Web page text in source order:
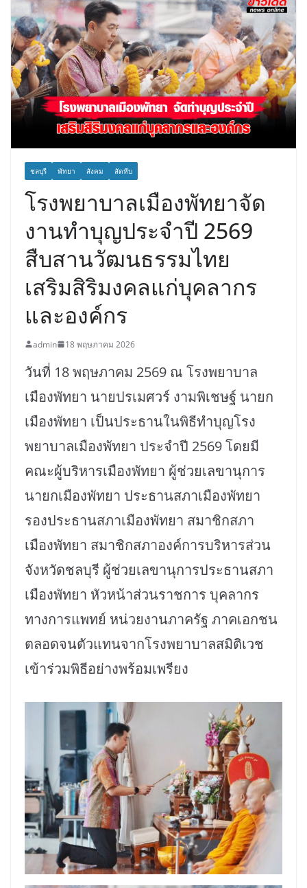
ชลบุรี พัทยา สังคม สัตหีบ
โรงพยาบาลเมืองพัทยาจัด
งานทำบุญประจำปี 2569
สืบสานวัฒนธรรมไทย
เสริมสิริมงคลแก่บุคลากร
และองค์กร
admin 18 พฤษภาคม 2026
วันที่ 18 พฤษภาคม 2569 ณ โรงพยาบาล
เมืองพัทยา นายปรเมศวร์ งามพิเชษฐ์ นายก
เมืองพัทยา เป็นประธานในพิธีทำบุญโรง
พยาบาลเมืองพัทยา ประจำปี 2569 โดยมี
คณะผู้บริหารเมืองพัทยา ผู้ช่วยเลขานุการ
นายกเมืองพัทยา ประธานสภาเมืองพัทยา
รองประธานสภาเมืองพัทยา สมาชิกสภา
เมืองพัทยา สมาชิกสภาองค์การบริหารส่วน
จังหวัดชลบุรี ผู้ช่วยเลขานุการประธานสภา
เมืองพัทยา หัวหน้าส่วนราชการ บุคลากร
ทางการแพทย์ หน่วยงานภาครัฐ ภาคเอกชน
ตลอดจนตัวแทนจากโรงพยาบาลสมิติเวช
เข้าร่วมพิธีอย่างพร้อมเพรียง